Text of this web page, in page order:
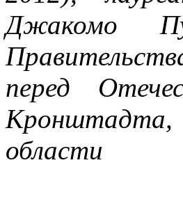
Джакомо
перед
Кронштадта,
области